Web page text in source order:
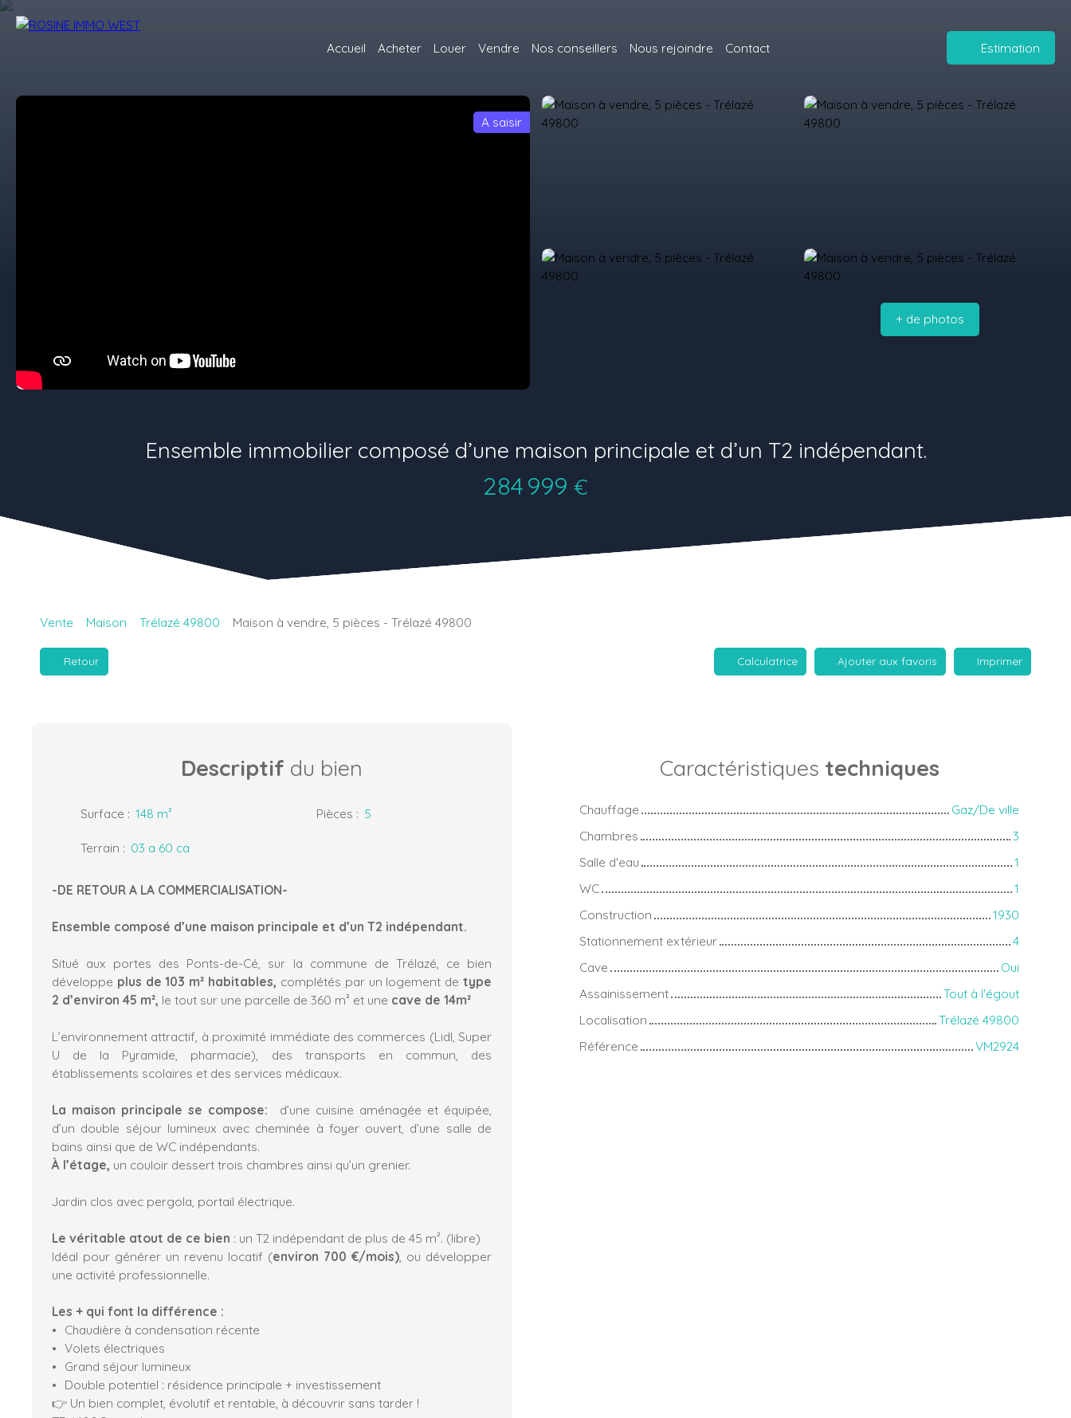
Accueil Acheter Louer Vendre Nos conseillers Nous rejoindre Contact Estimation
A saisir
+ de photos
Ensemble immobilier composé d’une maison principale et d’un T2 indépendant.
284 999 €
Vente Maison Trélazé 49800 Maison à vendre, 5 pièces - Trélazé 49800
Retour Calculatrice Ajouter aux favoris Imprimer
Descriptif du bien
Surface : 148 m² Pièces : 5
Terrain : 03 a 60 ca
-DE RETOUR A LA COMMERCIALISATION-
Ensemble composé d’une maison principale et d’un T2 indépendant.
Situé aux portes des Ponts-de-Cé, sur la commune de Trélazé, ce bien
développe plus de 103 m² habitables, complétés par un logement detype
2 d’environ 45 m², le tout sur une parcelle de 360 m² et une cave de 14m²
L’environnement attractif, à proximité immédiate des commerces (Lidl, Super
U de la Pyramide, pharmacie), des transports en commun, des
établissements scolaires et des services médicaux.
La maison principale se compose: d’une cuisine aménagée et équipée,
d’un double séjour lumineux avec cheminée à foyer ouvert, d’une salle de
bains ainsi que de WC indépendants.
À l’étage, un couloir dessert trois chambres ainsi qu’un grenier.
Jardin clos avec pergola, portail électrique.
Le véritable atout de ce bien : un T2 indépendant de plus de 45 m². (libre)
Idéal pour générer un revenu locatif (environ 700 €/mois) , ou développer
une activité professionnelle.
Les + qui font la différence :
Chaudière à condensation récente
Volets électriques
Grand séjour lumineux
Double potentiel : résidence principale + investissement
👉 Un bien complet, évolutif et rentable, à découvrir sans tarder !
Caractéristiques techniques
Chauffage
Gaz/De ville
Chambres
3
Salle d'eau
1
WC
1
Construction
1930
Stationnement extérieur
4
Cave
Oui
Assainissement
Tout à l'égout
Localisation
Trélazé 49800
Référence
VM2924